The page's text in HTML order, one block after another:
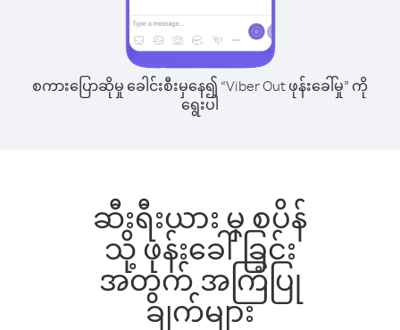
စကားပြောဆိုမှု ခေါင်းစီးမှနေ၍ “Viber Out ဖုန်းခေါ်မှု” ကို
ရွေးပါ
ဆီးရီးယား မှ စပိန်
သို့ ဖုန်းခေါ်ခြင်း
အတွက် အကြံပြု
ချက်များ